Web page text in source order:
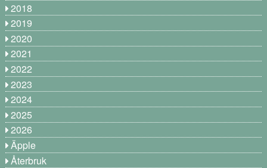
2018
2019
2020
2021
2022
2023
2024
2025
2026
Äpple
Återbruk